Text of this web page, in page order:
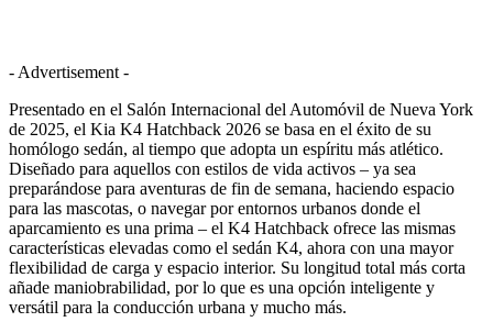
- Advertisement -
Presentado en el Salón Internacional del Automóvil de Nueva York
de 2025, el Kia K4 Hatchback 2026 se basa en el éxito de su
homólogo sedán, al tiempo que adopta un espíritu más atlético.
Diseñado para aquellos con estilos de vida activos – ya sea
preparándose para aventuras de fin de semana, haciendo espacio
para las mascotas, o navegar por entornos urbanos donde el
aparcamiento es una prima – el K4 Hatchback ofrece las mismas
características elevadas como el sedán K4, ahora con una mayor
flexibilidad de carga y espacio interior. Su longitud total más corta
añade maniobrabilidad, por lo que es una opción inteligente y
versátil para la conducción urbana y mucho más.